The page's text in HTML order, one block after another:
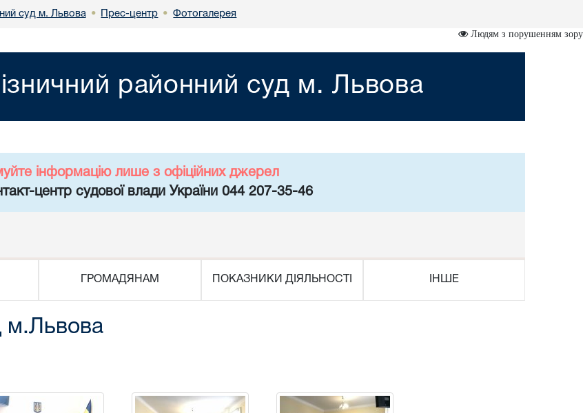
суд м. Львова • Прес-центр • Фотогалерея
Людям з порушенням зору
районний суд м. Львова
інформацію лише з офіційних джерел
центр судової влади України 044 207-35-46
ГРОМАДЯНАМ ПОКАЗНИКИ ДІЯЛЬНОСТІ ІНШЕ
м.Львова